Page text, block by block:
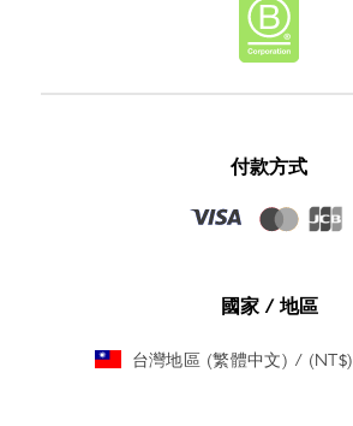
付款方式
國家 / 地區
台灣地區 (繁體中文) / (NT$)